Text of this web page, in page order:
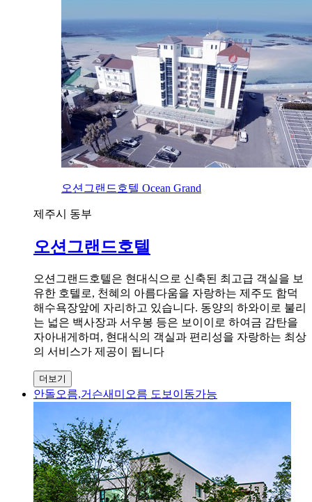
오션그랜드호텔 Ocean Grand
제주시 동부
오션그랜드호텔
오션그랜드호텔은 현대식으로 신축된 최고급 객실을 보
유한 호텔로, 천혜의 아름다움을 자랑하는 제주도 함덕
해수욕장앞에 자리하고 있습니다. 동양의 하와이로 불리
는 넓은 백사장과 서우봉 등은 보이이로 하여금 감탄을
자아내게하며, 현대식의 객실과 편리성을 자랑하는 최상
의 서비스가 제공이 됩니다
더보기
안돌오름,거슨새미오름 도보이동가능